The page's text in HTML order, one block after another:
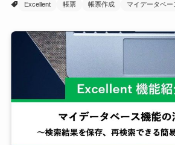
Excellent
帳票 帳票作成 マイデータベー